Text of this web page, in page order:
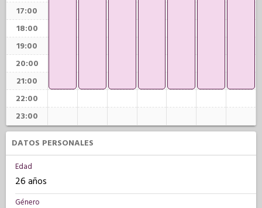
17:00
18:00
19:00
20:00
21:00
22:00
23:00
DATOS PERSONALES
Edad
26 años
Género